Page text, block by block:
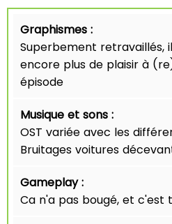
Graphismes :
Superbement retravaillés,
encore plus de plaisir à
épisode
Musique et sons :
OST variée avec les
Bruitages voitures
Gameplay :
Ca n'a pas bougé, et c'est